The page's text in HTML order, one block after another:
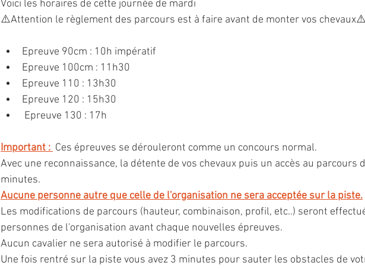
Voici les horaires de cette journée de mardi
⚠️Attention le règlement des parcours est à faire avant de monter vos
Epreuve 90cm : 10h impératif
Epreuve 100cm : 11h30
Epreuve 110 : 13h30
Epreuve 120 : 15h30
Epreuve 130 : 17h
Important : Ces épreuves se dérouleront comme un concours normal.
Avec une reconnaissance, la détente de vos chevaux puis un accès au parcours
minutes.
Aucune personne autre que celle de l'organisation ne sera acceptée sur la piste.
Les modifications de parcours (hauteur, combinaison, profil, etc..) seront
personnes de l'organisation avant chaque nouvelles épreuves.
Aucun cavalier ne sera autorisé à modifier le parcours.
Une fois rentré sur la piste vous avez 3 minutes pour sauter les obstacles de